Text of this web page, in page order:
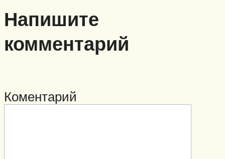
Напишите
комментарий
Коментарий